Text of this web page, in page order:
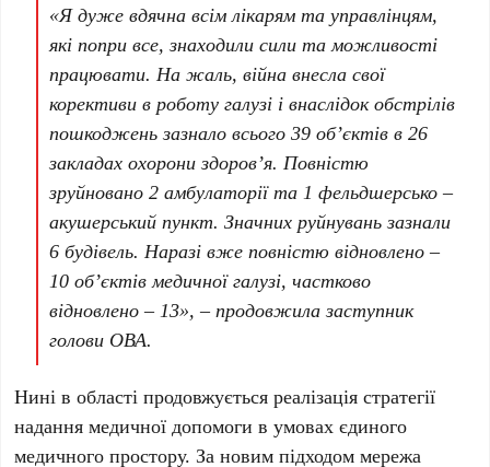
«Я дуже вдячна всім лікарям та управлінцям,
які попри все, знаходили сили та можливості
працювати. На жаль, війна внесла свої
корективи в роботу галузі і внаслідок обстрілів
пошкоджень зазнало всього 39 об’єктів в 26
закладах охорони здоров’я. Повністю
зруйновано 2 амбулаторії та 1 фельдшерсько –
акушерський пункт. Значних руйнувань зазнали
6 будівель. Наразі вже повністю відновлено –
10 об’єктів медичної галузі, частково
відновлено – 13», – продовжила заступник
голови ОВА.
Нині в області продовжується реалізація стратегії
надання медичної допомоги в умовах єдиного
медичного простору. За новим підходом мережа